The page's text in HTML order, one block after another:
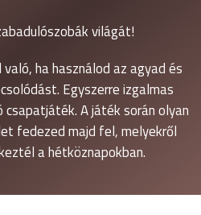
világát!
ha használod az agyad és
Egyszerre izgalmas
csapatjáték. A játék során olyan
fedezed majd fel, melyekről
a hétköznapokban.